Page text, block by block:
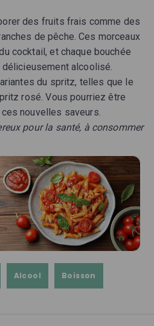
des fruits frais comme des
de pêche. Ces morceaux
cocktail, et chaque bouchée
alcoolisé.
du spritz, telles que le
rosé. Vous pourriez être
nouvelles saveurs.
pour la santé, à consommer
Alcool Boisson